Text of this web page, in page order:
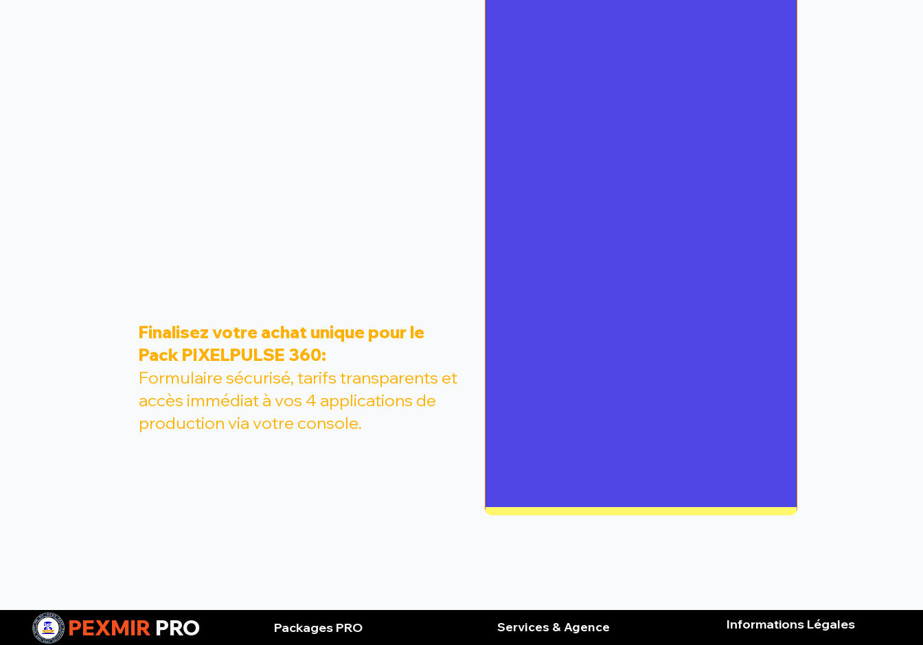
Finalisez votre achat unique pour le
Pack PIXELPULSE 360:
Formulaire sécurisé, tarifs transparents et
accès immédiat à vos 4 applications de
production via votre console.
PEXMIR PRO Packages PRO Services & Agence Informations Légales